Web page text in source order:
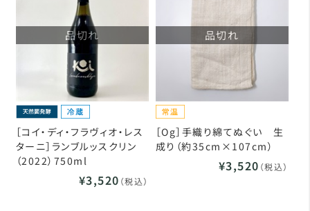
品切れ
［コイ・ディ・フラヴィオ・レス
ターニ］ランブルッスクリン
（2022）750ml
¥3,520 （税込）
品切れ
［Og］手織り綿てぬぐい 生
成り（約35cm×107cm）
¥3,520 （税込）